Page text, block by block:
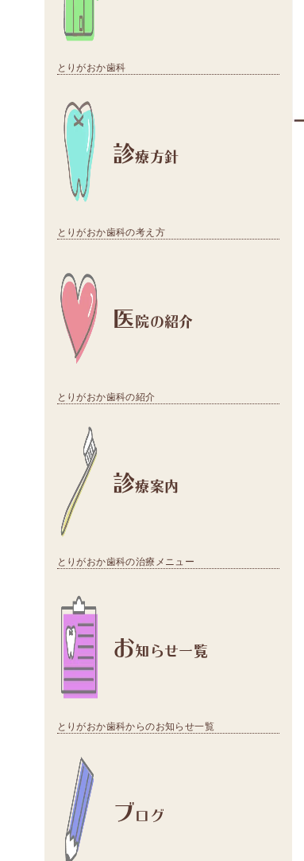
とりがおか歯科
診療方針
とりがおか歯科の考え方
医院の紹介
とりがおか歯科の紹介
診療案内
とりがおか歯科の治療メニュー
お知らせ一覧
とりがおか歯科からのお知らせ一覧
ブログ